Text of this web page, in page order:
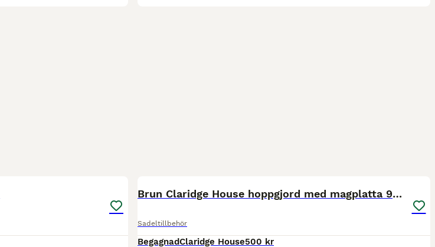
Brun Claridge House hoppgjord med magplatta 95cm
Sadeltillbehör
BegagnadClaridge House500 kr